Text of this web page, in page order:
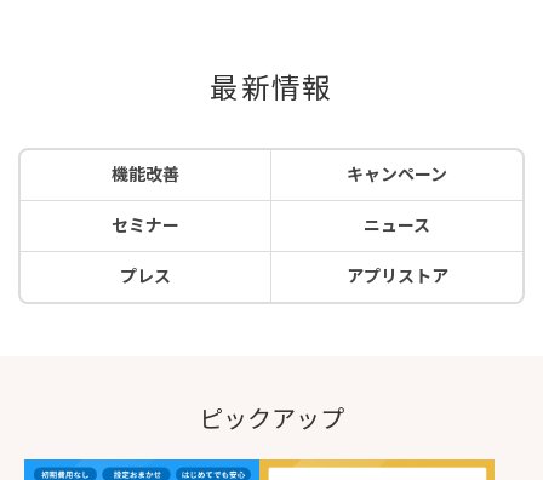
最新情報
機能改善 キャンペーン
セミナー ニュース
プレス アプリストア
ピックアップ